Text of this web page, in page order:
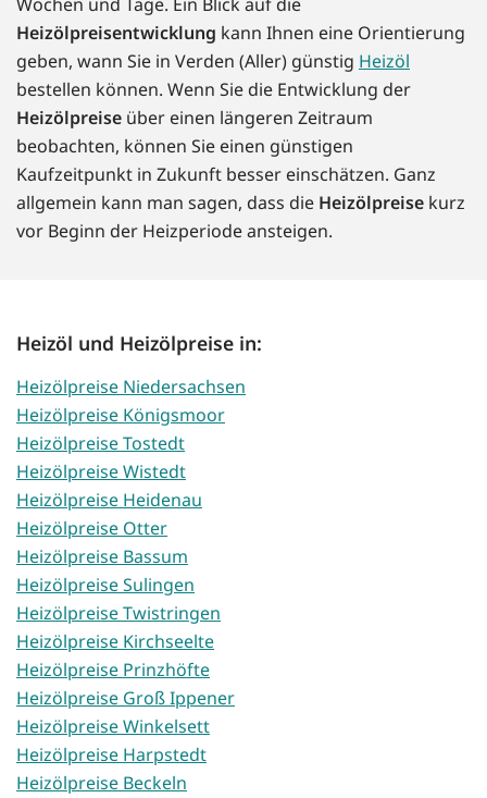
Heizölpreisentwicklung kann Ihnen eine Orientierung
geben, wann Sie in Verden (Aller) günstig Heizöl
bestellen können. Wenn Sie die Entwicklung der
Heizölpreise über einen längeren Zeitraum
beobachten, können Sie einen günstigen
Kaufzeitpunkt in Zukunft besser einschätzen. Ganz
allgemein kann man sagen, dass die Heizölpreise kurz
vor Beginn der Heizperiode ansteigen.
Heizöl und Heizölpreise in:
Heizölpreise Niedersachsen
Heizölpreise Königsmoor
Heizölpreise Tostedt
Heizölpreise Wistedt
Heizölpreise Heidenau
Heizölpreise Otter
Heizölpreise Bassum
Heizölpreise Sulingen
Heizölpreise Twistringen
Heizölpreise Kirchseelte
Heizölpreise Prinzhöfte
Heizölpreise Groß Ippener
Heizölpreise Winkelsett
Heizölpreise Harpstedt
Heizölpreise Beckeln